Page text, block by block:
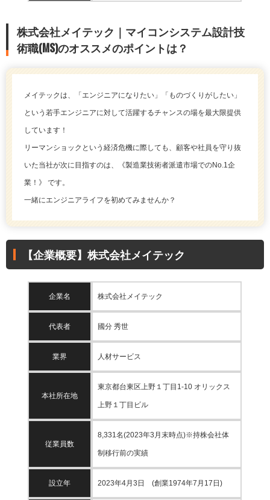
株式会社メイテック｜マイコンシステム設計技
術職(MS)のオススメのポイントは？
メイテックは、「エンジニアになりたい」「ものづくりがしたい」
という若手エンジニアに対して活躍するチャンスの場を最大限提供
しています！
リーマンショックという経済危機に際しても、顧客や社員を守り抜
いた当社が次に目指すのは、《製造業技術者派遣市場でのNo.1企
業！》 です。
一緒にエンジニアライフを初めてみませんか？
【企業概要】株式会社メイテック
企業名 株式会社メイテック
代表者 國分 秀世
業界 人材サービス
本社所在地
東京都台東区上野１丁目1-10 オリックス
上野１丁目ビル
従業員数
8,331名(2023年3月末時点)※持株会社体
制移行前の実績
設立年 2023年4月3日 (創業1974年7月17日)